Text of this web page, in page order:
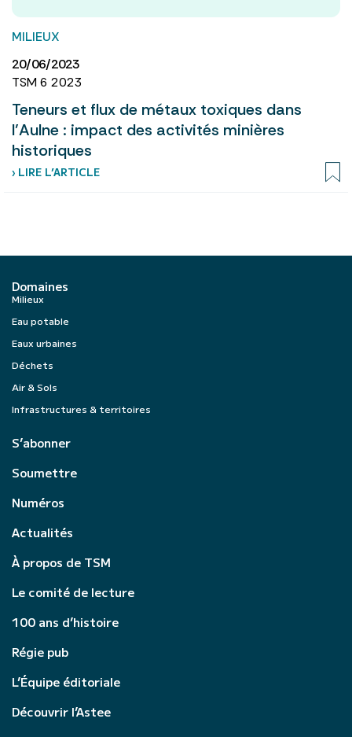
MILIEUX
20/06/2023
TSM 6 2023
Teneurs et flux de métaux toxiques dans
l’Aulne : impact des activités minières
historiques
› LIRE L’ARTICLE
Domaines
Milieux
Eau potable
Eaux urbaines
Déchets
Air & Sols
Infrastructures & territoires
S’abonner
Soumettre
Numéros
Actualités
À propos de TSM
Le comité de lecture
100 ans d’histoire
Régie pub
L’Équipe éditoriale
Découvrir l’Astee